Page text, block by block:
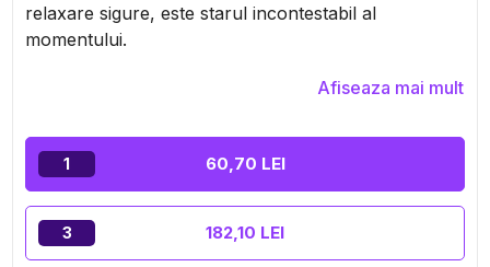
relaxare sigure, este starul incontestabil al
momentului.
Afiseaza mai mult
1 60,70 LEI
3 182,10 LEI